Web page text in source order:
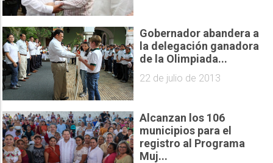
Gobernador abandera a
la delegación ganadora
de la Olimpiada...
22 de julio de 2013
Alcanzan los 106
municipios para el
registro al Programa
Muj...